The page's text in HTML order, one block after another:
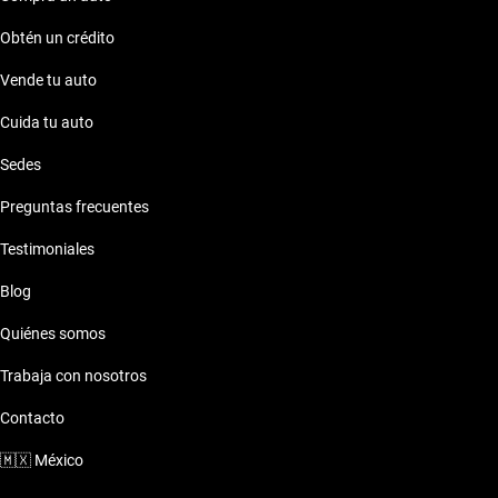
Obtén un crédito
Vende tu auto
Cuida tu auto
Sedes
Preguntas frecuentes
Testimoniales
Blog
Quiénes somos
Trabaja con nosotros
Contacto
🇲🇽 México